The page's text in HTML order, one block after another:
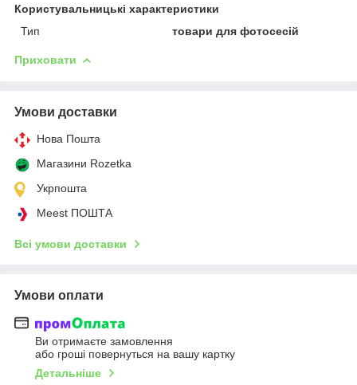
Користувальницькі характеристики
Тип
товари для фотосесій
Приховати
Умови доставки
Нова Пошта
Магазини Rozetka
Укрпошта
Meest ПОШТА
Всі умови доставки
Умови оплати
Ви отримаєте замовлення
або гроші повернуться на вашу картку
Детальніше